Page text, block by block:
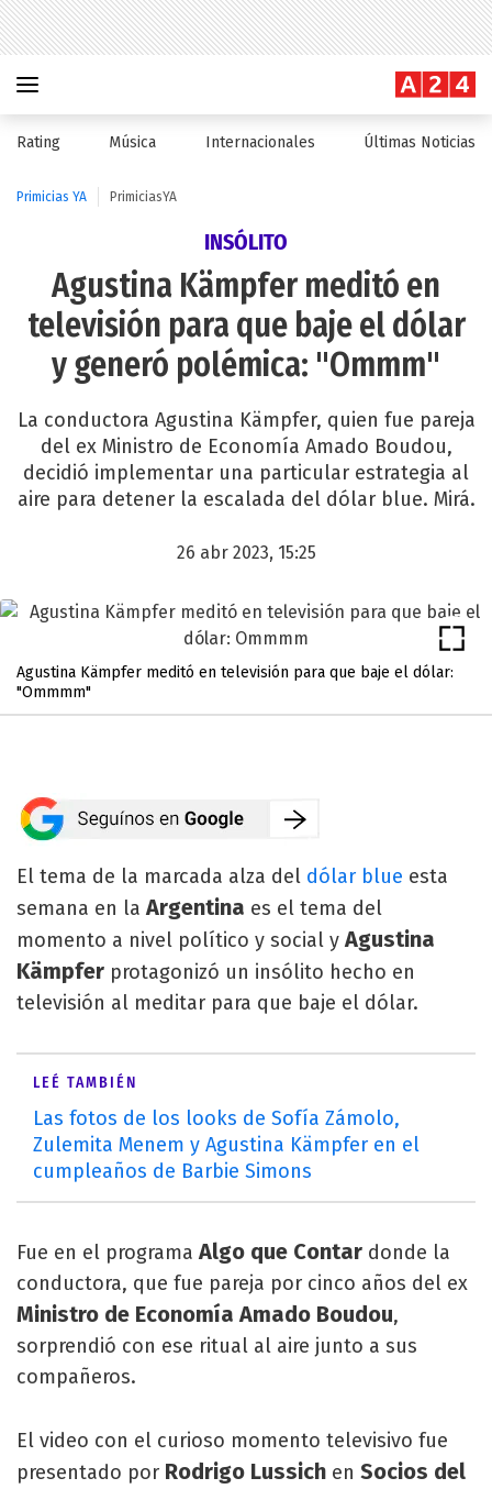
Rating Música Internacionales Últimas Noticias
Primicias YA PrimiciasYA
INSÓLITO
Agustina Kämpfer meditó en
televisión para que baje el dólar
y generó polémica: "Ommm"
La conductora Agustina Kämpfer, quien fue pareja
del ex Ministro de Economía Amado Boudou,
decidió implementar una particular estrategia al
aire para detener la escalada del dólar blue. Mirá.
26 abr 2023, 15:25
Agustina Kämpfer meditó en televisión para que baje el dólar:
"Ommmm"
El tema de la marcada alza del dólar blue esta
semana en la Argentina es el tema del
momento a nivel político y social yAgustina
Kämpfer protagonizó un insólito hecho en
televisión al meditar para que baje el dólar.
LEÉ TAMBIÉN
Las fotos de los looks de Sofía Zámolo,
Zulemita Menem y Agustina Kämpfer en el
cumpleaños de Barbie Simons
Fue en el programaAlgo que Contar donde la
conductora, que fue pareja por cinco años del ex
Ministro de Economía Amado Boudou,
sorprendió con ese ritual al aire junto a sus
compañeros.
El video con el curioso momento televisivo fue
presentado por Rodrigo Lussich en Socios del